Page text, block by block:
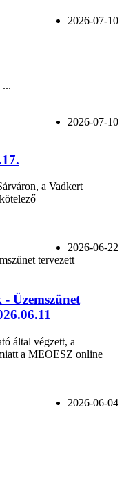
2026-07-10
...
2026-07-10
a Vadkert
2026-06-22
Üzemszünet
által végzett, a
a MEOESZ online
2026-06-04